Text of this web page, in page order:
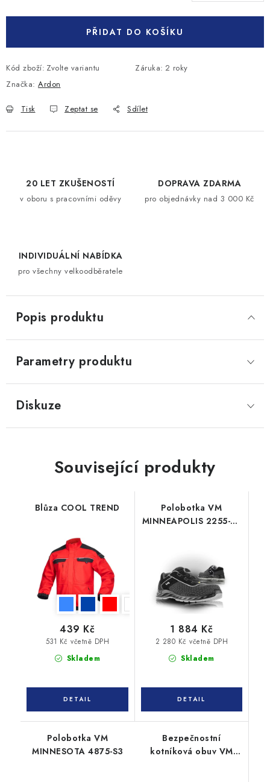
PŘIDAT DO KOŠÍKU
Kód zboží: Zvolte variantu Záruka: 2 roky
Značka: Ardon
Tisk Zeptat se Sdílet
20 LET ZKUŠENOSTÍ
v oboru s pracovními oděvy
DOPRAVA ZDARMA
pro objednávky nad 3 000 Kč
INDIVIDUÁLNÍ NABÍDKA
pro všechny velkoodběratele
Popis produktu
Parametry produktu
Diskuze
Související produkty
Blůza COOL TREND
Skladem
531 Kč včetně DPH
439 Kč
Polobotka VM
MINNEAPOLIS 2255-S3
Skladem
2 280 Kč včetně DPH
1 884 Kč
Polobotka VM
MINNESOTA 4875-S3
Bezpečnostní
kotníková obuv VM